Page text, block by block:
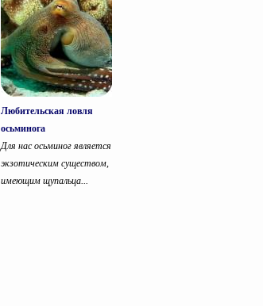
Любительская ловля
осьминога
Для нас осьминог является
экзотическим существом,
имеющим щупальца...